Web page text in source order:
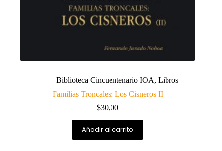
Biblioteca Cincuentenario IOA,Libros
Familias Troncales: Los Cisneros II
$30,00
Añadir al carrito